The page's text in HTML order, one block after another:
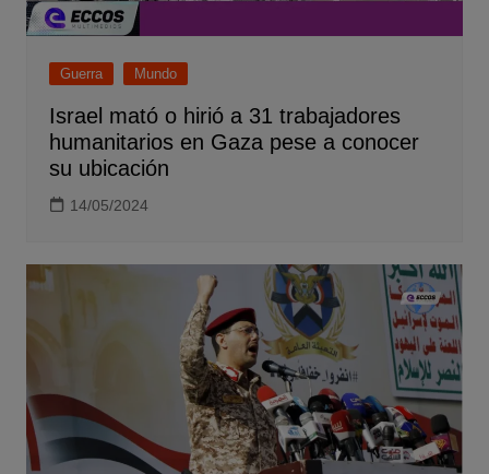
Guerra Mundo
Israel mató o hirió a 31 trabajadores
humanitarios en Gaza pese a conocer
su ubicación
14/05/2024